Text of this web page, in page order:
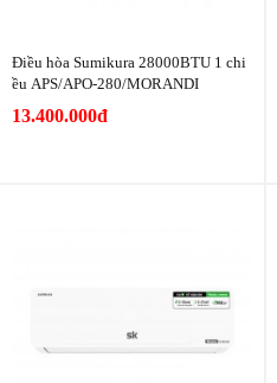
Điều hòa Sumikura 28000BTU 1 chi
ều APS/APO-280/MORANDI
13.400.000đ